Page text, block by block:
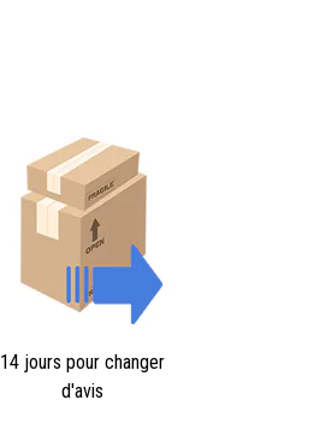
14 jours pour changer
d'avis